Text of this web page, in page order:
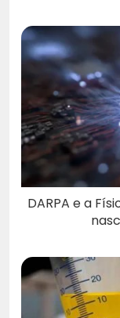
DARPA e a